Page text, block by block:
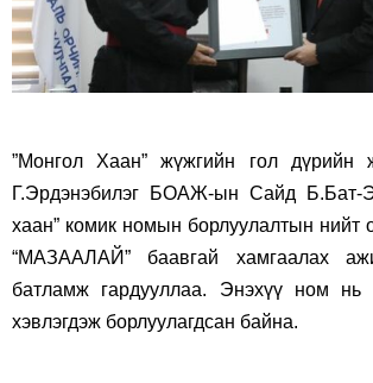
”Монгол Хаан” жүжгийн гол дүрийн
Г.Эрдэнэбилэг БОАЖ-ын Сайд Б.Бат-
хаан” комик номын борлуулалтын нийт
“МАЗААЛАЙ” баавгай хамгаалах
батламж гардууллаа. Энэхүү ном нь
хэвлэгдэж борлуулагдсан байна.